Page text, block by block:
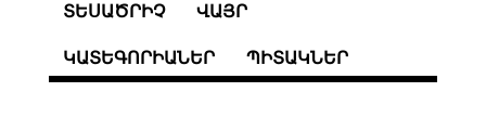
ՏԵՍԱԾՐԻՉ ՎԱՅՐ
ԿԱՏԵԳՈՐԻԱՆԵՐ ՊԻՏԱԿՆԵՐ